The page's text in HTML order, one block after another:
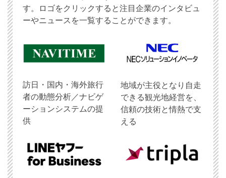
す。ロゴをクリックすると注目企業のインタビュ
ーやニュースを一覧することができます。
訪日・国内・海外旅行
者の動態分析／ナビゲ
ーションシステムの提
供
地域が主役となり自走
できる観光地経営を、
信頼の技術と情熱で支
える